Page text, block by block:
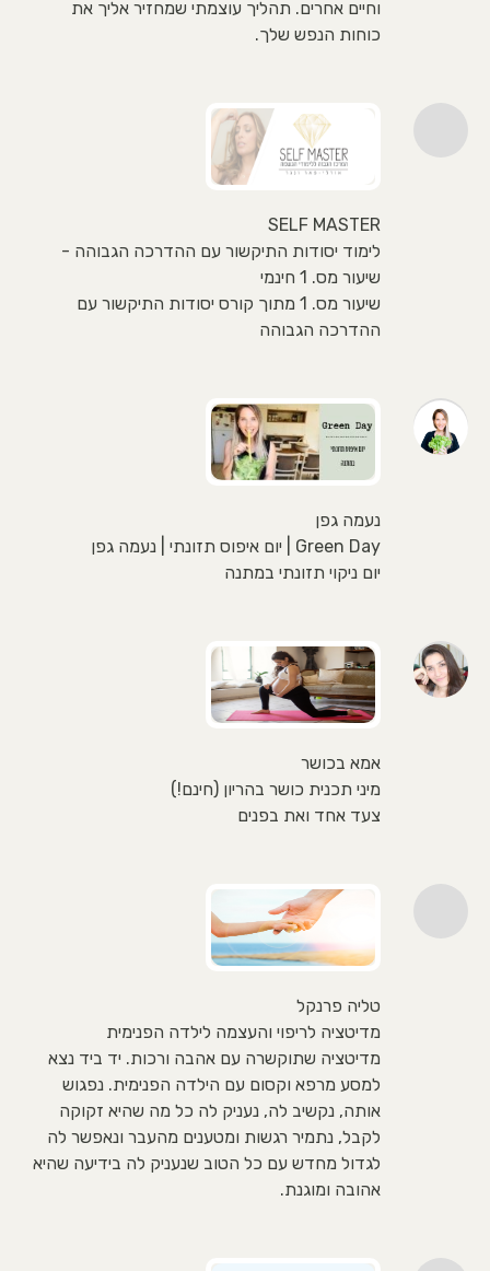
וחיים אחרים. תהליך עוצמתי שמחזיר אליך את
כוחות הנפש שלך.
SELF MASTER
לימוד יסודות התיקשור עם ההדרכה הגבוהה -
שיעור מס. 1 חינמי
שיעור מס. 1 מתוך קורס יסודות התיקשור עם
ההדרכה הגבוהה
נעמה גפן
Green Day | יום איפוס תזונתי | נעמה גפן
יום ניקוי תזונתי במתנה
אמא בכושר
מיני תכנית כושר בהריון (חינם!)
צעד אחד ואת בפנים
טליה פרנקל
מדיטציה לריפוי והעצמה לילדה הפנימית
מדיטציה שתוקשרה עם אהבה ורכות. יד ביד נצא
למסע מרפא וקסום עם הילדה הפנימית. נפגוש
אותה, נקשיב לה, נעניק לה כל מה שהיא זקוקה
לקבל, נתמיר רגשות ומטענים מהעבר ונאפשר לה
לגדול מחדש עם כל הטוב שנעניק לה בידיעה שהיא
אהובה ומוגנת.